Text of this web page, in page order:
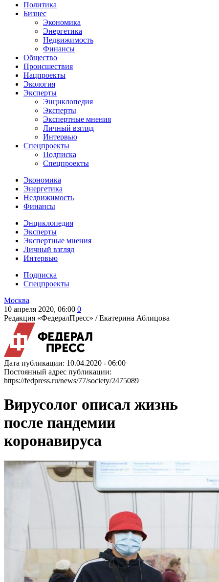
Политика
Бизнес
Экономика
Энергетика
Недвижимость
Финансы
Общество
Происшествия
Нацпроекты
Экология
Эксперты
Энциклопедия
Эксперты
Экспертные мнения
Личный взгляд
Интервью
Спецпроекты
Подписка
Спецпроекты
Экономика
Энергетика
Недвижимость
Финансы
Энциклопедия
Эксперты
Экспертные мнения
Личный взгляд
Интервью
Подписка
Спецпроекты
Москва
10 апреля 2020, 06:00 0
Редакция «ФедералПресс» /Екатерина Аблицова
Дата публикации: 10.04.2020 - 06:00
Постоянный адрес публикации:
https://fedpress.ru/news/77/society/2475089
Вирусолог описал жизнь
после пандемии
коронавируса